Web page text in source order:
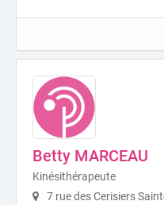
Betty MARCEAU
Kinésithérapeute
7 rue des Cerisiers